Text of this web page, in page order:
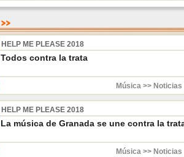
HELP ME PLEASE 2018
Todos contra la trata
Música >> Noticias
HELP ME PLEASE 2018
La música de Granada se une contra la
Música >> Noticias